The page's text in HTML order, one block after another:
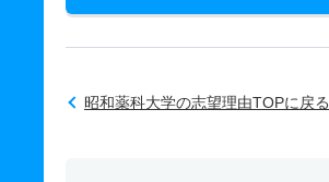
昭和薬科大学の志望理由TOPに戻る